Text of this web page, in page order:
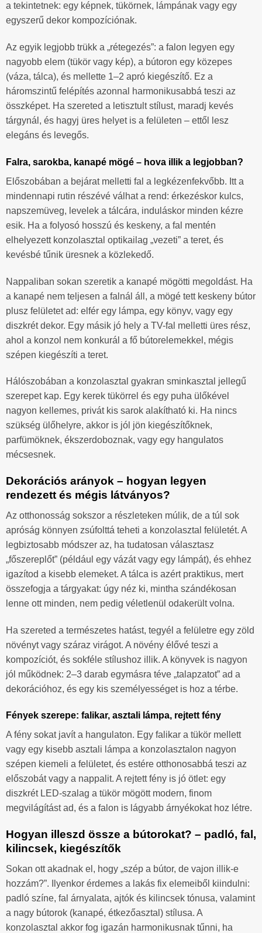
a tekintetnek: egy képnek, tükörnek, lámpának vagy egy
egyszerű dekor kompozíciónak.
Az egyik legjobb trükk a „rétegezés”: a falon legyen egy
nagyobb elem (tükör vagy kép), a bútoron egy közepes
(váza, tálca), és mellette 1–2 apró kiegészítő. Ez a
háromszintű felépítés azonnal harmonikusabbá teszi az
összképet. Ha szereted a letisztult stílust, maradj kevés
tárgynál, és hagyj üres helyet is a felületen – ettől lesz
elegáns és levegős.
Falra, sarokba, kanapé mögé – hova illik a legjobban?
Előszobában a bejárat melletti fal a legkézenfekvőbb. Itt a
mindennapi rutin részévé válhat a rend: érkezéskor kulcs,
napszemüveg, levelek a tálcára, induláskor minden kézre
esik. Ha a folyosó hosszú és keskeny, a fal mentén
elhelyezett konzolasztal optikailag „vezeti” a teret, és
kevésbé tűnik üresnek a közlekedő.
Nappaliban sokan szeretik a kanapé mögötti megoldást. Ha
a kanapé nem teljesen a falnál áll, a mögé tett keskeny bútor
plusz felületet ad: elfér egy lámpa, egy könyv, vagy egy
diszkrét dekor. Egy másik jó hely a TV-fal melletti üres rész,
ahol a konzol nem konkurál a fő bútorelemekkel, mégis
szépen kiegészíti a teret.
Hálószobában a konzolasztal gyakran sminkasztal jellegű
szerepet kap. Egy kerek tükörrel és egy puha ülőkével
nagyon kellemes, privát kis sarok alakítható ki. Ha nincs
szükség ülőhelyre, akkor is jól jön kiegészítőknek,
parfümöknek, ékszerdoboznak, vagy egy hangulatos
mécsesnek.
Dekorációs arányok – hogyan legyen
rendezett és mégis látványos?
Az otthonosság sokszor a részleteken múlik, de a túl sok
apróság könnyen zsúfolttá teheti a konzolasztal felületét. A
legbiztosabb módszer az, ha tudatosan választasz
„főszereplőt” (például egy vázát vagy egy lámpát), és ehhez
igazítod a kisebb elemeket. A tálca is azért praktikus, mert
összefogja a tárgyakat: úgy néz ki, mintha szándékosan
lenne ott minden, nem pedig véletlenül odakerült volna.
Ha szereted a természetes hatást, tegyél a felületre egy zöld
növényt vagy száraz virágot. A növény élővé teszi a
kompozíciót, és sokféle stílushoz illik. A könyvek is nagyon
jól működnek: 2–3 darab egymásra téve „talapzatot” ad a
dekorációhoz, és egy kis személyességet is hoz a térbe.
Fények szerepe: falikar, asztali lámpa, rejtett fény
A fény sokat javít a hangulaton. Egy falikar a tükör mellett
vagy egy kisebb asztali lámpa a konzolasztalon nagyon
szépen kiemeli a felületet, és estére otthonosabbá teszi az
előszobát vagy a nappalit. A rejtett fény is jó ötlet: egy
diszkrét LED-szalag a tükör mögött modern, finom
megvilágítást ad, és a falon is lágyabb árnyékokat hoz létre.
Hogyan illeszd össze a bútorokat? – padló, fal,
kilincsek, kiegészítők
Sokan ott akadnak el, hogy „szép a bútor, de vajon illik-e
hozzám?”. Ilyenkor érdemes a lakás fix elemeiből kiindulni:
padló színe, fal árnyalata, ajtók és kilincsek tónusa, valamint
a nagy bútorok (kanapé, étkezőasztal) stílusa. A
konzolasztal akkor fog igazán harmonikusnak tűnni, ha